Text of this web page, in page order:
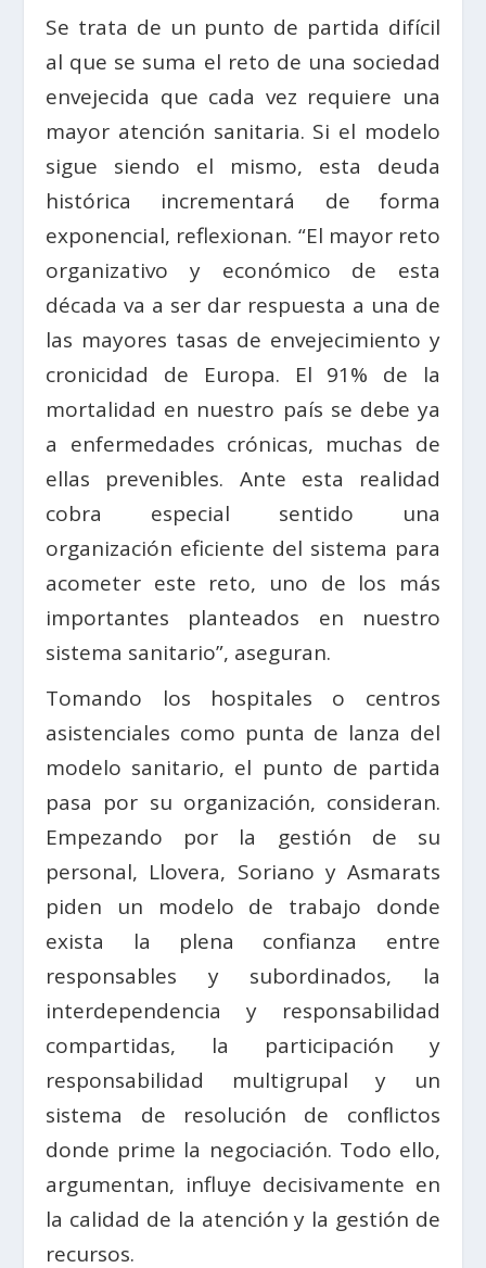
Se trata de un punto de partida difícil
al que se suma el reto de una sociedad
envejecida que cada vez requiere una
mayor atención sanitaria. Si el modelo
sigue siendo el mismo, esta deuda
histórica incrementará de forma
exponencial, reflexionan. “El mayor reto
organizativo y económico de esta
década va a ser dar respuesta a una de
las mayores tasas de envejecimiento y
cronicidad de Europa. El 91% de la
mortalidad en nuestro país se debe ya
a enfermedades crónicas, muchas de
ellas prevenibles. Ante esta realidad
cobra especial sentido una
organización eficiente del sistema para
acometer este reto, uno de los más
importantes planteados en nuestro
sistema sanitario”, aseguran.
Tomando los hospitales o centros
asistenciales como punta de lanza del
modelo sanitario, el punto de partida
pasa por su organización, consideran.
Empezando por la gestión de su
personal, Llovera, Soriano y Asmarats
piden un modelo de trabajo donde
exista la plena confianza entre
responsables y subordinados, la
interdependencia y responsabilidad
compartidas, la participación y
responsabilidad multigrupal y un
sistema de resolución de conﬂictos
donde prime la negociación. Todo ello,
argumentan, influye decisivamente en
la calidad de la atención y la gestión de
recursos.